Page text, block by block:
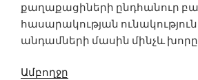
քաղաքացիների ընդհանուր
հասարակության
անդամների մասին մինչև խորը
Ամբողջը